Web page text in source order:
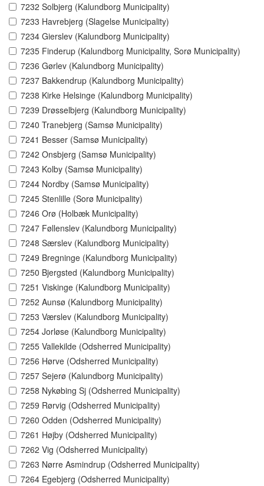
7232 Solbjerg (Kalundborg Municipality)
7233 Havrebjerg (Slagelse Municipality)
7234 Gierslev (Kalundborg Municipality)
7235 Finderup (Kalundborg Municipality, Sorø Municipality)
7236 Gørlev (Kalundborg Municipality)
7237 Bakkendrup (Kalundborg Municipality)
7238 Kirke Helsinge (Kalundborg Municipality)
7239 Drøsselbjerg (Kalundborg Municipality)
7240 Tranebjerg (Samsø Municipality)
7241 Besser (Samsø Municipality)
7242 Onsbjerg (Samsø Municipality)
7243 Kolby (Samsø Municipality)
7244 Nordby (Samsø Municipality)
7245 Stenlille (Sorø Municipality)
7246 Orø (Holbæk Municipality)
7247 Føllenslev (Kalundborg Municipality)
7248 Særslev (Kalundborg Municipality)
7249 Bregninge (Kalundborg Municipality)
7250 Bjergsted (Kalundborg Municipality)
7251 Viskinge (Kalundborg Municipality)
7252 Aunsø (Kalundborg Municipality)
7253 Værslev (Kalundborg Municipality)
7254 Jorløse (Kalundborg Municipality)
7255 Vallekilde (Odsherred Municipality)
7256 Hørve (Odsherred Municipality)
7257 Sejerø (Kalundborg Municipality)
7258 Nykøbing Sj (Odsherred Municipality)
7259 Rørvig (Odsherred Municipality)
7260 Odden (Odsherred Municipality)
7261 Højby (Odsherred Municipality)
7262 Vig (Odsherred Municipality)
7263 Nørre Asmindrup (Odsherred Municipality)
7264 Egebjerg (Odsherred Municipality)